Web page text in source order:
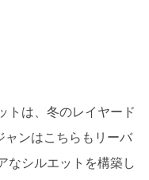
トは、冬のレイヤード
ャンはこちらもリーバ
なシルエットを構築し